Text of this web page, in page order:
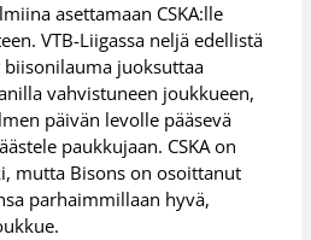
asettamaan CSKA:lle
VTB-Liigassa neljä edellistä
juoksuttaa
vahvistuneen joukkueen,
päivän levolle pääsevä
paukkujaan. CSKA on
mutta Bisons on osoittanut
parhaimmillaan hyvä,